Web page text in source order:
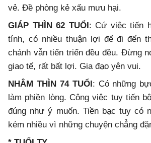
vẻ. Đề phòng kẻ xấu mưu hại.
GIÁP THÌN 62 TUỔI : Cứ việc tiến
tính, có nhiều thuận lợi để đi đến
chánh vẫn tiến triển đều đều. Đừng
giao tế, rất bất lợi. Gia đạo yên vui.
NHÂM THÌN 74 TUỔI : Có những
làm phiền lòng. Công việc tuy tiến
đúng như ý muốn. Tiền bạc tuy có
kém nhiều vì những chuyện chẳng